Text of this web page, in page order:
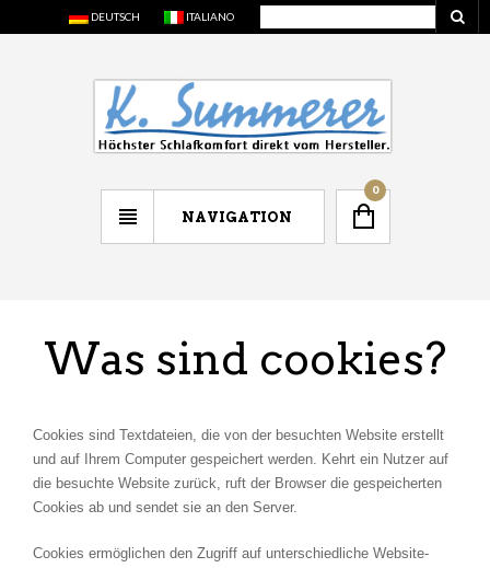
DEUTSCH ITALIANO
NAVIGATION
0
Was sind cookies?
Cookies sind Textdateien, die von der besuchten Website erstellt
und auf Ihrem Computer gespeichert werden. Kehrt ein Nutzer auf
die besuchte Website zurück, ruft der Browser die gespeicherten
Cookies ab und sendet sie an den Server.
Cookies ermöglichen den Zugriff auf unterschiedliche Website-